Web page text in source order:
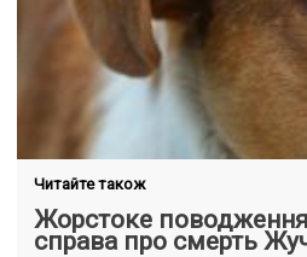
Читайте також
Жорстоке
справа про смерть